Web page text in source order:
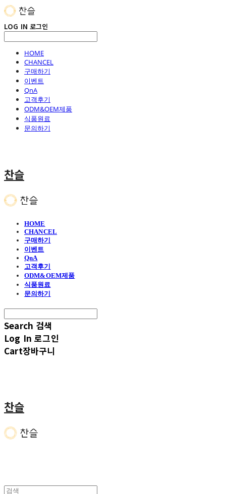
LOG IN 로그인
HOME
CHANCEL
구매하기
이벤트
QnA
고객후기
ODM&OEM제품
식품원료
문의하기
찬슬
HOME
CHANCEL
구매하기
이벤트
QnA
고객후기
ODM&OEM제품
식품원료
문의하기
Search 검색
Log In 로그인
Cart장바구니
찬슬